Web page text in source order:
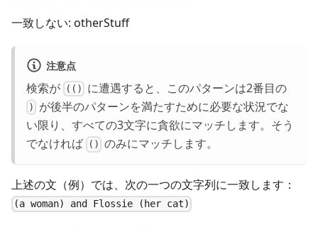
一致しない: otherStuff
注意点
検索が (() に遭遇すると、このパターンは2番目の
)
が後半のパターンを満たすために必要な状況でな
い限り、すべての3文字に貪欲にマッチします。そう
でなければ
() のみにマッチします。
上述の文（例）では、次の一つの文字列に一致します：
(a woman) and Flossie (her cat)